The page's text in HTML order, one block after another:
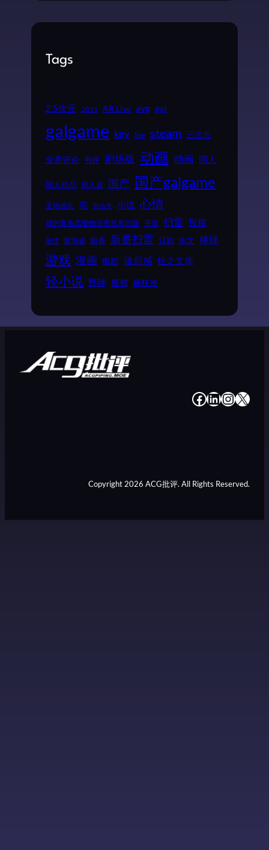
Tags
2.5次元 2011 AR Live avg gal
galgame key live steam 三次元
业界评论 书评 剧场版 动画 动画 同人
同人作品 同人展 国产 国产galgame
圣地巡礼 宅 安达充 小说 心情
我的青春恋爱物语果然有问题 手游 扫雷 投稿
推理 新海诚 新番 新番扫雷 日剧 杂文 棒球
游戏 漫画 电影 读后感 轻之文库
轻小说 野球 魔都 麻枝准
# # # #
Copyright 2026 ACG批评. All Rights Reserved.